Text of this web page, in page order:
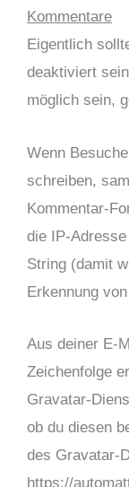
Kommentare
Eigentlich
deaktiviert
möglich sein,
Wenn
schreiben,
Kommentar-
die IP-
String (damit
Erkennung
Aus deiner E-
Zeichenfolge
Gravatar-
ob du diesen
des Gravatar-
https://